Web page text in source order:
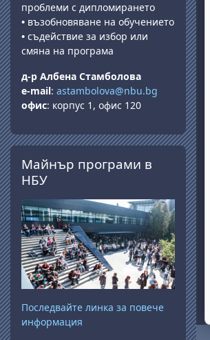
проблеми с дипломирането
• възобновяване на обучението
• съдействие за избор или
смяна на програма
д-р Албена Стамболова
e-mail: astambolova@nbu.bg
офис: корпус 1, офис 120
Passer Майнър програми в НБУ
Майнър програми в
НБУ
Последвайте линка за повече
информация